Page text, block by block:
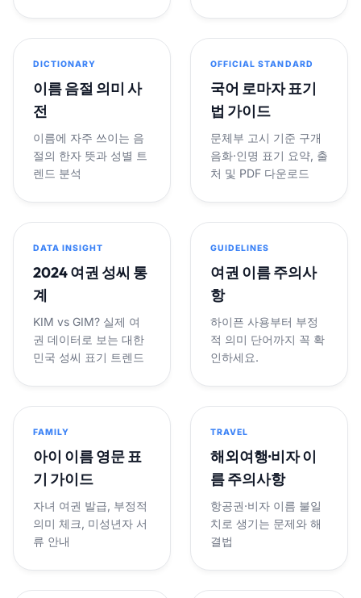
DICTIONARY
이름 음절 의미 사
전
이름에 자주 쓰이는 음
절의 한자 뜻과 성별 트
렌드 분석
OFFICIAL STANDARD
국어 로마자 표기
법 가이드
문체부 고시 기준 구개
음화·인명 표기 요약, 출
처 및 PDF 다운로드
DATA INSIGHT
2024 여권 성씨 통
계
KIM vs GIM? 실제 여
권 데이터로 보는 대한
민국 성씨 표기 트렌드
GUIDELINES
여권 이름 주의사
항
하이픈 사용부터 부정
적 의미 단어까지 꼭 확
인하세요.
FAMILY
아이 이름 영문 표
기 가이드
자녀 여권 발급, 부정적
의미 체크, 미성년자 서
류 안내
TRAVEL
해외여행·비자 이
름 주의사항
항공권·비자 이름 불일
치로 생기는 문제와 해
결법